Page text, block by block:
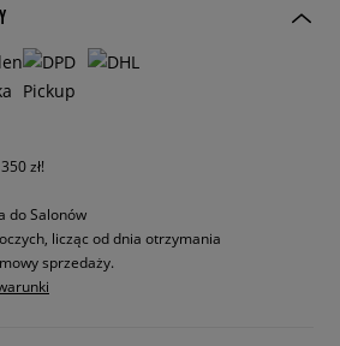
zł!
do Salonów
licząc od dnia otrzymania
sprzedaży.